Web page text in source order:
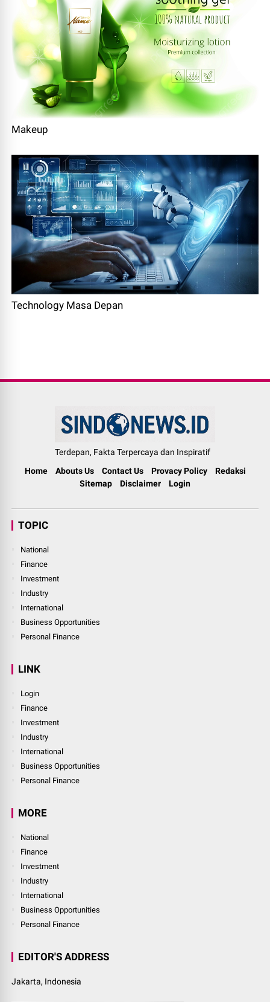
Makeup
Technology Masa Depan
Terdepan, Fakta Terpercaya dan Inspiratif
Home
Abouts Us Contact Us Provacy Policy
Redaksi
Sitemap
Disclaimer Login
TOPIC
National
Finance
Investment
Industry
International
Business Opportunities
Personal Finance
LINK
Login
Finance
Investment
Industry
International
Business Opportunities
Personal Finance
MORE
National
Finance
Investment
Industry
International
Business Opportunities
Personal Finance
EDITOR'S ADDRESS
Jakarta, Indonesia